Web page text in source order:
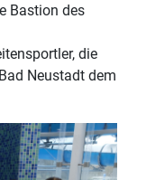
Bastion des
die
Neustadt dem